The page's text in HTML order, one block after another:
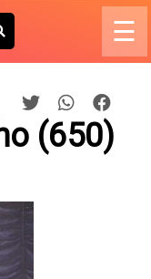
☰
(650)